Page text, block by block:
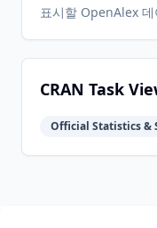
표시할 OpenAlex
CRAN Task
Official Statistics &